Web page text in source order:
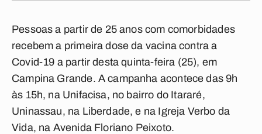
Pessoas a partir de 25 anos com comorbidades
recebem a primeira dose da vacina contra a
Covid-19 a partir desta quinta-feira (25), em
Campina Grande. A campanha acontece das 9h
às 15h, na Unifacisa, no bairro do Itararé,
Uninassau, na Liberdade, e na Igreja Verbo da
Vida, na Avenida Floriano Peixoto.